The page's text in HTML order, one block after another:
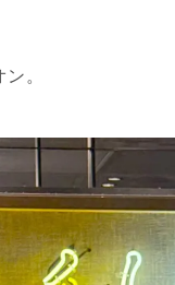
。